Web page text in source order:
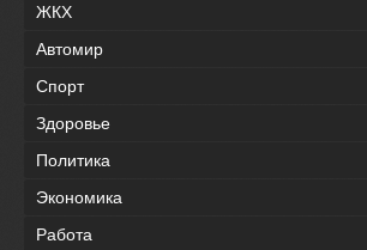
ЖКХ
Автомир
Спорт
Здоровье
Политика
Экономика
Работа